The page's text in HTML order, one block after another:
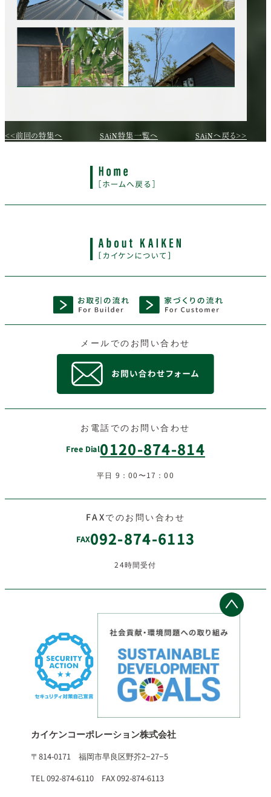
<<前回の特集へ SAiN特集一覧へ SAiNへ戻る>>
メールでのお問い合わせ
お電話でのお問い合わせ
Free Dial0120-874-814
平日 9：00〜17：00
FAXでのお問い合わせ
FAX092-874-6113
24時間受付
カイケンコーポレーション株式会社
〒814-0171 福岡市早良区野芥2−27−5
TEL 092-874-6110 FAX 092-874-6113